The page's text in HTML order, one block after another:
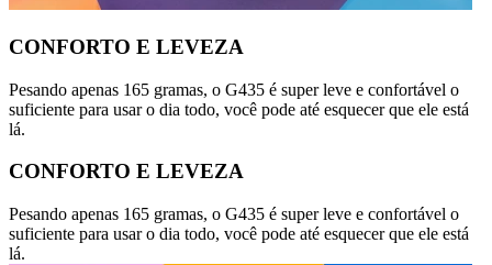
CONFORTO E LEVEZA
Pesando apenas 165 gramas, o G435 é super leve e confortável o
suficiente para usar o dia todo, você pode até esquecer que ele está
lá.
CONFORTO E LEVEZA
Pesando apenas 165 gramas, o G435 é super leve e confortável o
suficiente para usar o dia todo, você pode até esquecer que ele está
lá.